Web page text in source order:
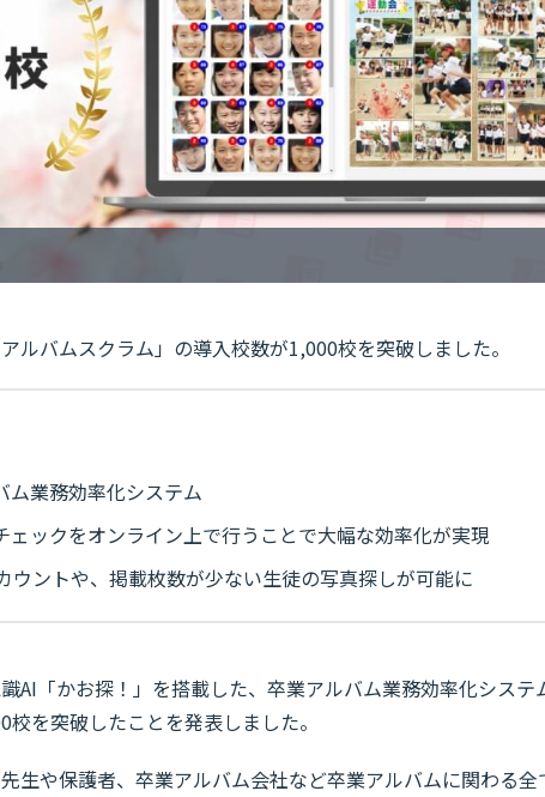
ルバムスクラム」の導入校数が1,000校を突破しました。
ム業務効率化システム
ェックをオンライン上で行うことで大幅な効率化が実現
ウントや、掲載枚数が少ない生徒の写真探しが可能に
AI「かお探！」を搭載した、卒業アルバム業務効率化システ
を突破したことを発表しました。
生や保護者、卒業アルバム会社など卒業アルバムに関わる全